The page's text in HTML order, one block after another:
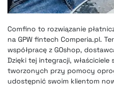
Comfino to rozwiązanie
na GPW fintech Comperia.pl.
współpracę z GOshop,
Dzięki tej integracji,
tworzonych przy pomocy
udostępnić swoim klientom